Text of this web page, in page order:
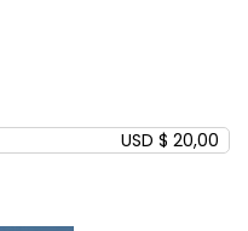
USD $ 20,00